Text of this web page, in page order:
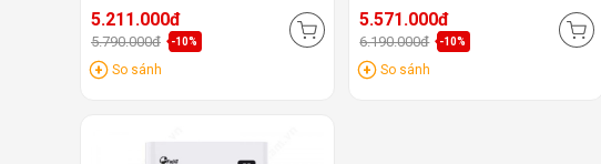
5.211.000đ
5.790.000đ -10%
So sánh
5.571.000đ
6.190.000đ -10%
So sánh